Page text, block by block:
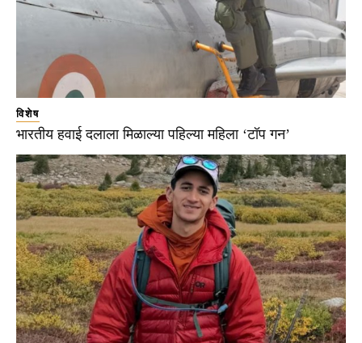
विशेष
भारतीय हवाई दलाला मिळाल्या पहिल्या महिला ‘टॉप गन’